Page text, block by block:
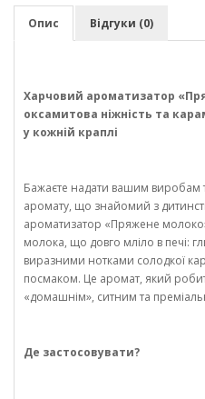
Опис Відгуки (0)
Харчовий ароматизатор
оксамитова ніжність та
у кожній краплі
Бажаєте надати вашим виробам
аромату, що знайомий з
ароматизатор «Пряжене
молока, що довго мліло в печі:
виразними нотками солодкої
посмаком. Це аромат, який
«домашнім», ситним та
Де застосовувати?